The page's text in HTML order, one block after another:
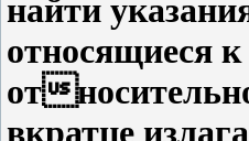
найти
относящиеся
от
вкратце